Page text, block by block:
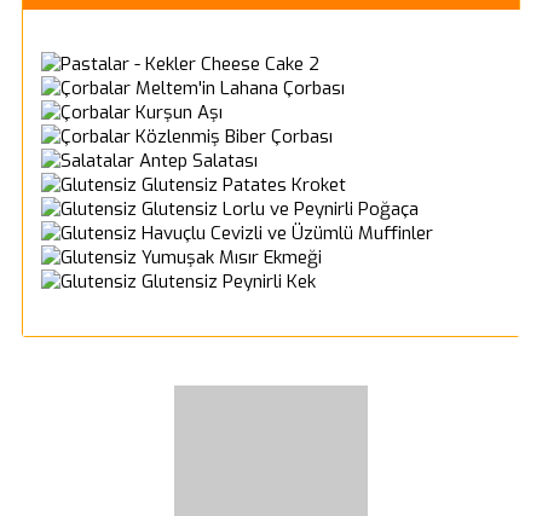
Cheese Cake 2
Meltem'in Lahana Çorbası
Kurşun Aşı
Közlenmiş Biber Çorbası
Antep Salatası
Glutensiz Patates Kroket
Glutensiz Lorlu ve Peynirli Poğaça
Havuçlu Cevizli ve Üzümlü Muffinler
Yumuşak Mısır Ekmeği
Glutensiz Peynirli Kek